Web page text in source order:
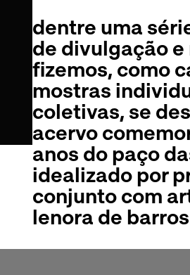
dentre uma
de divulgação
fizemos, como
mostras
coletivas, se
acervo
anos do paço
idealizado por
conjunto com
lenora de